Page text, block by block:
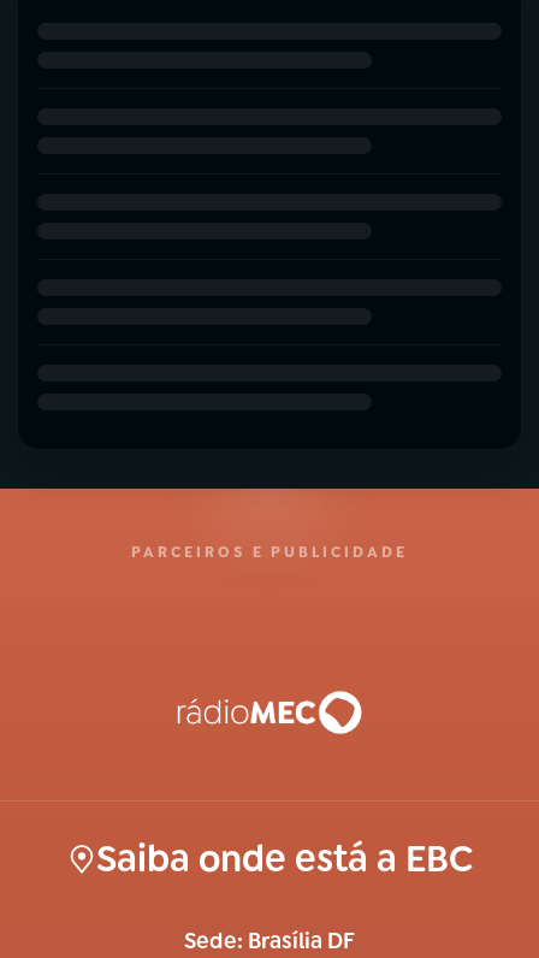
PARCEIROS E PUBLICIDADE
Saiba onde está a EBC
Sede: Brasília DF